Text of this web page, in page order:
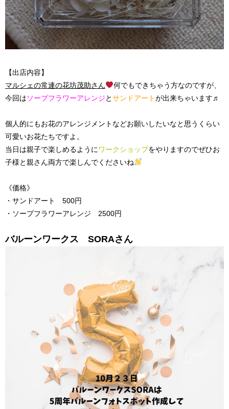
【出店内容】
マルシェの常連の花坊茂助さん
何でもできちゃう方なのですが、
今回はソープフラワーアレンジとサンドアートが出来ちゃいます♬
個人的にもお花のアレンジメントなどお願いしたいなと思うくらい
可愛いお花たちですよ。
当日は親子で楽しめるようにワークショップをやりますのでぜひお
子様と親さん両方で楽しんでくださいね
《価格》
・サンドアート 500円
・ソープフラワーアレンジ 2500円
バルーンワークス SORAさん